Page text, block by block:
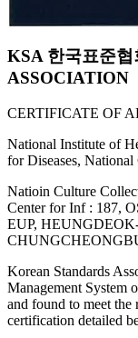
KSA 한국표준
ASSOCIATION
CERTIFICATE OF
National Institute of
for Diseases,
Natioin Culture
Center for Inf : 187,
EUP,
Korean Standards
Management System
and found to meet the
certification detailed